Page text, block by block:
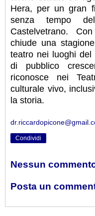
Hera, per un gran
senza tempo
Castelvetrano.
chiude una
teatro nei luoghi del
di pubblico
riconosce nei
culturale vivo,
la storia.
Condividi
Nessun
Posta un